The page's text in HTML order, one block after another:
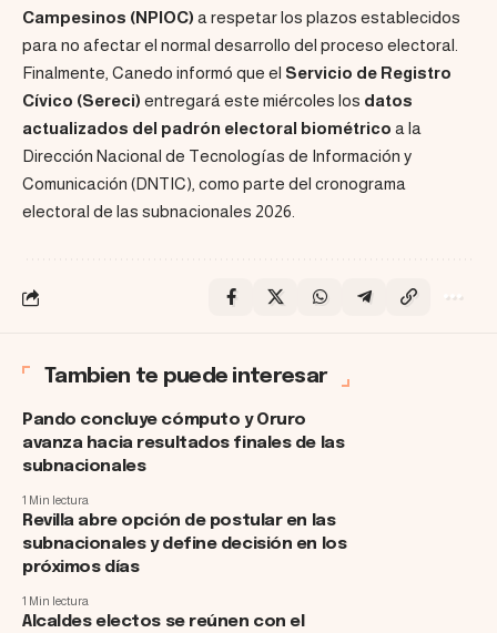
Campesinos (NPIOC) a respetar los plazos establecidos
para no afectar el normal desarrollo del proceso electoral.
Finalmente, Canedo informó que el Servicio de Registro
Cívico (Sereci) entregará este miércoles los datos
actualizados del padrón electoral biométrico a la
Dirección Nacional de Tecnologías de Información y
Comunicación (DNTIC), como parte del cronograma
electoral de las subnacionales 2026.
Tambien te puede interesar
Pando concluye cómputo y Oruro
avanza hacia resultados finales de las
subnacionales
1 Min lectura
Revilla abre opción de postular en las
subnacionales y define decisión en los
próximos días
1 Min lectura
Alcaldes electos se reúnen con el